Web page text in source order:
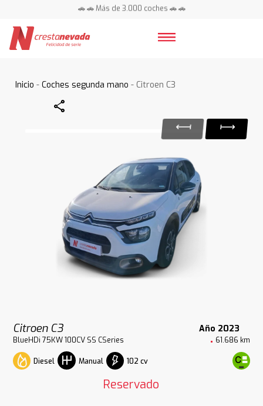
🚗 🚗 Más de 3.000 coches 🚗 🚗
Inicio -Coches segunda mano - Citroen C3
Share
Citroen C3 Año 2023
BlueHDi 75KW 100CV SS CSeries 61.686 km
Diesel Manual 102 cv
Reservado